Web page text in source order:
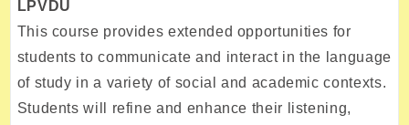
LPVDU
This course provides extended opportunities for
students to communicate and interact in the language
of study in a variety of social and academic contexts.
Students will refine and enhance their listening,